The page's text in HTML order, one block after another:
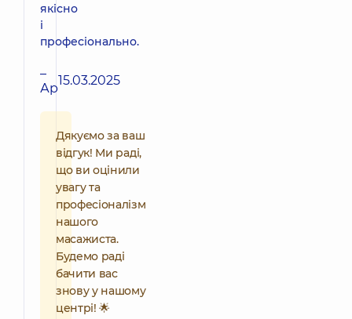
якісно
і
професіонально.
–
Ар15.03.2025
Дякуємо за ваш
відгук! Ми раді,
що ви оцінили
увагу та
професіоналізм
нашого
масажиста.
Будемо раді
бачити вас
знову у нашому
центрі! 🌟